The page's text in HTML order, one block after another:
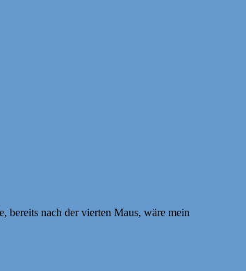
bereits nach der vierten Maus, wäre mein